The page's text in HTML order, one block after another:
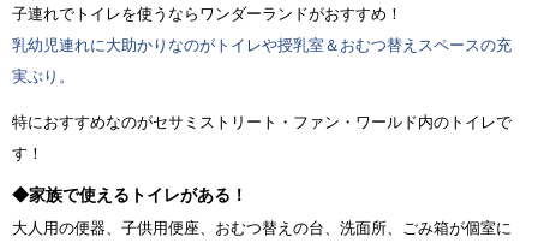
子連れでトイレを使うならワンダーランドがおすすめ！
乳幼児連れに大助かりなのがトイレや授乳室＆おむつ替えスペースの充
実ぶり。
特におすすめなのがセサミストリート・ファン・ワールド内のトイレで
す！
◆家族で使えるトイレがある！
大人用の便器、子供用便座、おむつ替えの台、洗面所、ごみ箱が個室に